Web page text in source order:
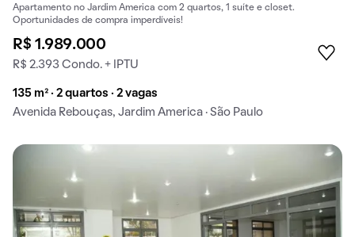
Apartamento no Jardim America com 2 quartos, 1 suíte e closet.
Oportunidades de compra imperdíveis!
R$ 1.989.000
R$ 2.393 Condo. + IPTU
135 m² · 2 quartos · 2 vagas
Avenida Rebouças, Jardim America · São Paulo